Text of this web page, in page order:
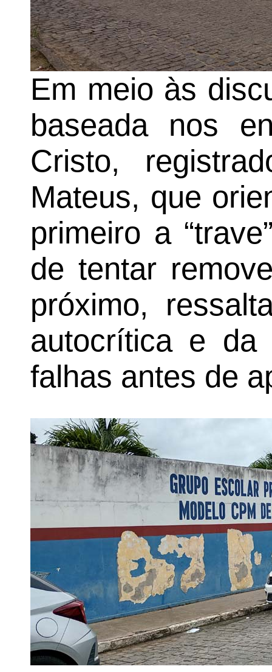
Em meio às
baseada nos
Cristo,
Mateus, que
primeiro a
de tentar
próximo,
autocrítica e da
falhas antes de